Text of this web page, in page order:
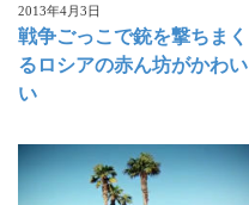
2013年4月3日
戦争ごっこで銃を撃ちまく
るロシアの赤ん坊がかわい
い